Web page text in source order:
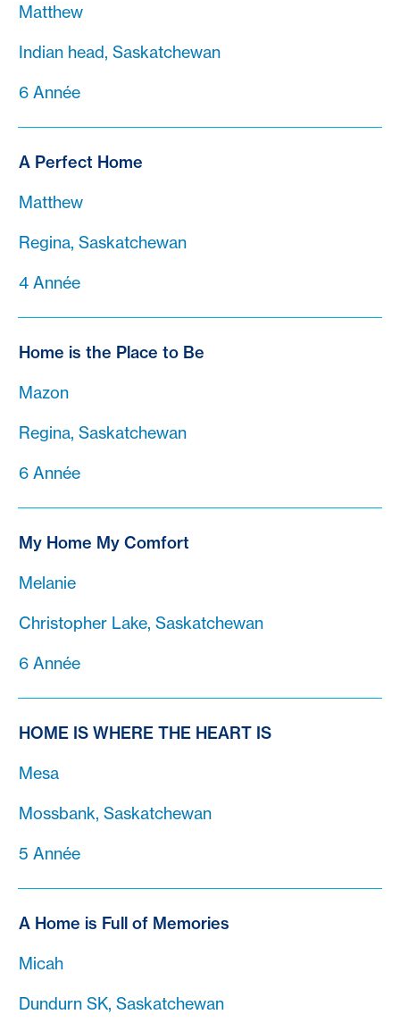
Matthew
Indian head, Saskatchewan
6 Année
A Perfect Home
Matthew
Regina, Saskatchewan
4 Année
Home is the Place to Be
Mazon
Regina, Saskatchewan
6 Année
My Home My Comfort
Melanie
Christopher Lake, Saskatchewan
6 Année
HOME IS WHERE THE HEART IS
Mesa
Mossbank, Saskatchewan
5 Année
A Home is Full of Memories
Micah
Dundurn SK, Saskatchewan